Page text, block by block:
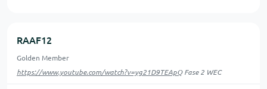
RAAF12
Golden Member
https://www.youtube.com/watch?v=yg21D9TEApQFase 2 WEC